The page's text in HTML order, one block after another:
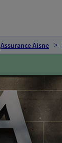
Assurance Aisne